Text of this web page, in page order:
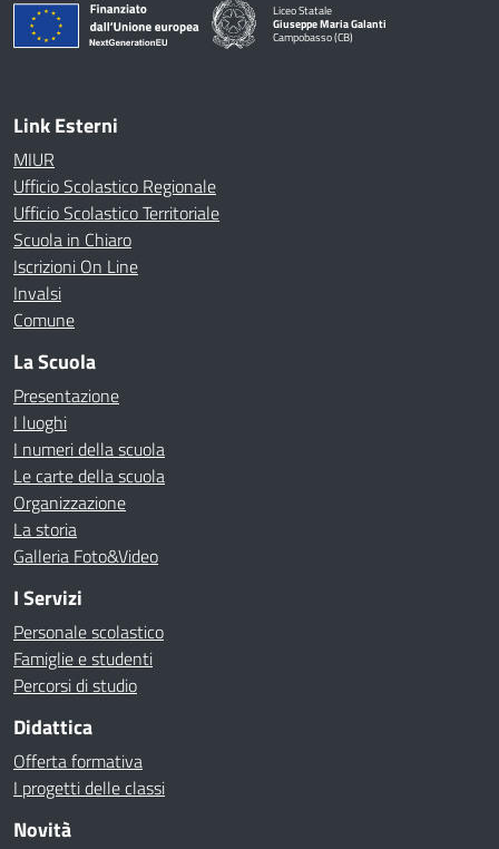
Liceo Statale
Giuseppe Maria Galanti
Campobasso (CB)
— Visita la pagina iniziale della scuola
Link Esterni
MIUR
Ufficio Scolastico Regionale
Ufficio Scolastico Territoriale
Scuola in Chiaro
Iscrizioni On Line
Invalsi
Comune
La Scuola
Presentazione
I luoghi
I numeri della scuola
Le carte della scuola
Organizzazione
La storia
Galleria Foto&Video
I Servizi
Personale scolastico
Famiglie e studenti
Percorsi di studio
Didattica
Offerta formativa
I progetti delle classi
Novità